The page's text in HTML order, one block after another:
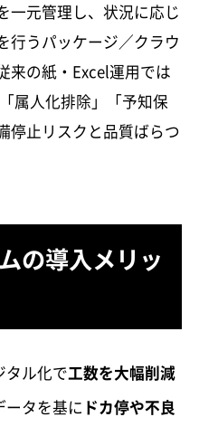
一元管理し、状況に応じ
行うパッケージ／クラウ
来の紙・Excel運用では
属人化排除」「予知保
停止リスクと品質ばらつ
の導入メリッ
タル化で工数を大幅削減
タを基に ドカ停や不良